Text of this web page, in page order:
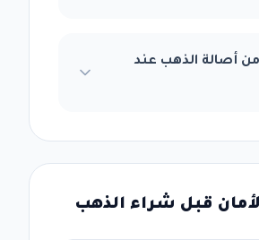
أصالة الذهب عند
قبل شراء الذهب